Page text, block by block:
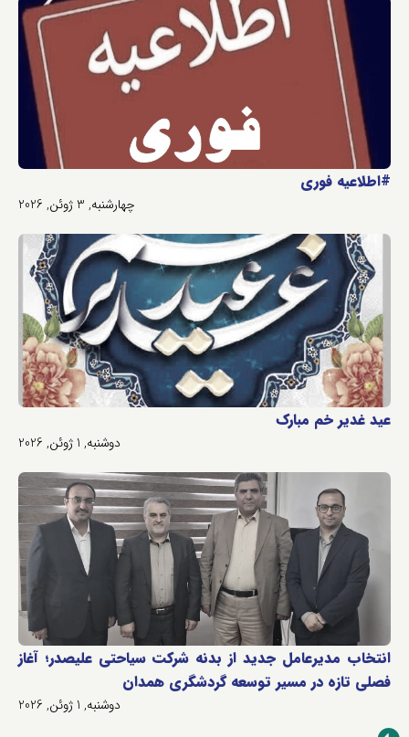
#اطلاعیه فوری
چهارشنبه, 3 ژوئن, 2026
عید غدیر خم مبارک
دوشنبه, 1 ژوئن, 2026
انتخاب مدیرعامل جدید از بدنه شرکت سیاحتی علیصدر؛ آغاز
فصلی تازه در مسیر توسعه گردشگری همدان
دوشنبه, 1 ژوئن, 2026